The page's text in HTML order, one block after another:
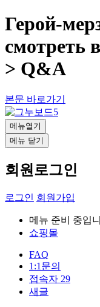
Герой-
смотреть
> Q&A
본문 바로가기
메뉴열기
메뉴 닫기
회원로그인
로그인 회원가입
메뉴 준비 중입
쇼핑몰
FAQ
1:1문의
접속자 29
새글